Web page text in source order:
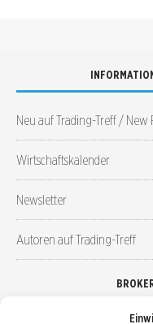
Neu auf Trading-Treff / New
Wirtschaftskalender
Newsletter
Autoren auf Trading-Treff